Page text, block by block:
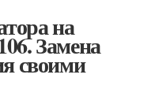
на
Замена
своими